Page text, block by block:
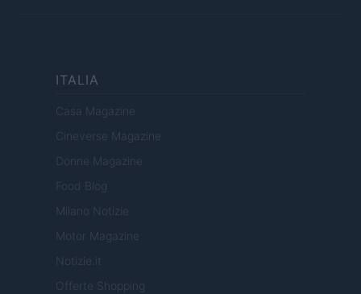
ITALIA
Casa Magazine
Cineverse Magazine
Donne Magazine
Food Blog
Milano Notizie
Motor Magazine
Notizie.it
Offerte Shopping